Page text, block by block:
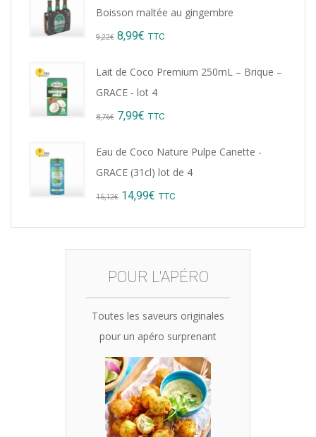
Boisson maltée au gingembre
9,22€ Original
8,99€ Current
TTC
Lait de Coco Premium 250mL – Brique –
GRACE - lot 4
8,76€ Original
7,99€ Current
TTC
Eau de Coco Nature Pulpe Canette -
GRACE (31cl) lot de 4
15,12€ Original
14,99€ Current
14,99€.
TTC
POUR L'APÉRO
Toutes les saveurs originales
pour un apéro surprenant